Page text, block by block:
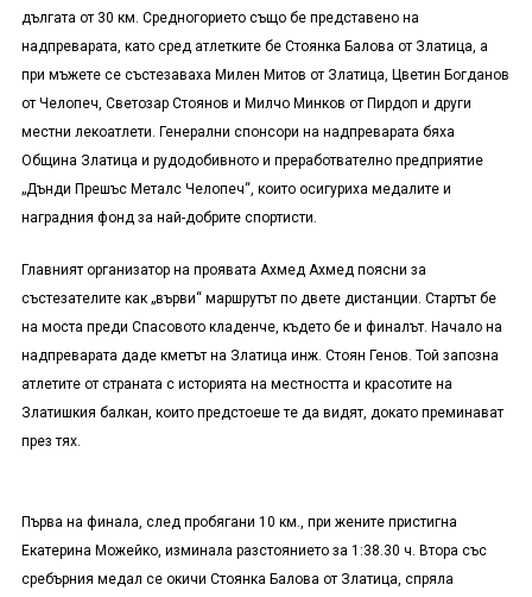
дългата от 30 км. Средногорието също бе представено на
надпреварата, като сред атлетките бе Стоянка Балова от Златица, а
при мъжете се състезаваха Милен Митов от Златица, Цветин Богданов
от Челопеч, Светозар Стоянов и Милчо Минков от Пирдоп и други
местни лекоатлети. Генерални спонсори на надпреварата бяха
Община Златица и рудодобивното и преработвателно предприятие
„Дънди Прешъс Металс Челопеч“, които осигуриха медалите и
наградния фонд за най-добрите спортисти.
Главният организатор на проявата Ахмед Ахмед поясни за
състезателите как „върви“ маршрутът по двете дистанции. Стартът бе
на моста преди Спасовото кладенче, където бе и финалът. Начало на
надпреварата даде кметът на Златица инж. Стоян Генов. Той запозна
атлетите от страната с историята на местността и красотите на
Златишкия балкан, които предстоеше те да видят, докато преминават
през тях.
Първа на финала, след пробягани 10 км., при жените пристигна
Екатерина Можейко, изминала разстоянието за 1:38.30 ч. Втора със
сребърния медал се окичи Стоянка Балова от Златица, спряла